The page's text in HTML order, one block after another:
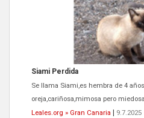
ADOPCIÓN URGENTE GATA
El ayuntamiento se va a llevar a Los
próximos días, ella incluida...
Leales.org » Gran Canaria
9.7.2025